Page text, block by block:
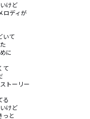
けど
ロディが
いて
に
て
トーリー
る
けど
っと